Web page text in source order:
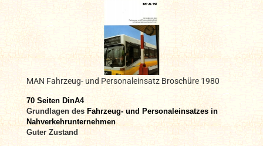
MAN Fahrzeug- und Personaleinsatz Broschüre 1980
70 Seiten DinA4
Grundlagen des Fahrzeug- und Personaleinsatzes in
Nahverkehrunternehmen
Guter Zustand